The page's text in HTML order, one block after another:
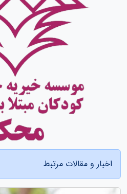
اخبار و مقالات مرتبط